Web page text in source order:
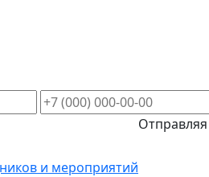
и мероприятий